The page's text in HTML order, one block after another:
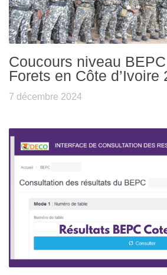
Coucours niveau
Forets en Côte d’Ivoire
7 décembre 2024